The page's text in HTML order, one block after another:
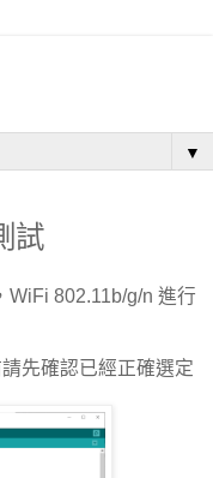
▼
試
WiFi 802.11b/g/n 進行
先確認已經正確選定